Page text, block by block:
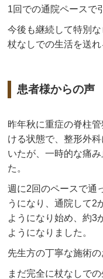
1回での通院ペースで
今後も継続して特別
杖なしでの生活を送
患者様からの声
昨年秋に重症の脊柱
ける状態で、整形外
いたが、一時的な痛
た。
週に2回のペースで通
うになり、通院して2
ようになり始め、約3
ようになりました。
先生方の丁寧な施術
まだ完全に杖なしで